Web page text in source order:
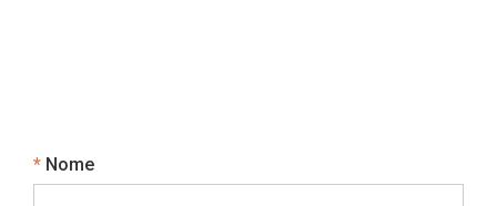
NomeObrigatório